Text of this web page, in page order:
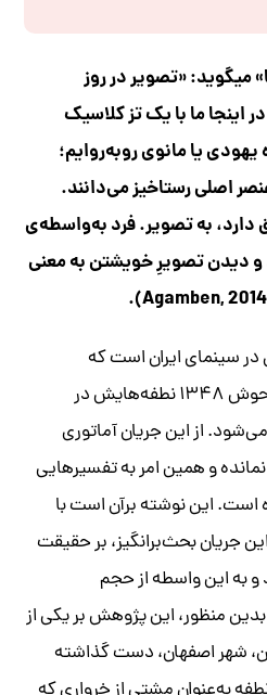
میگوید: «تصویر در روز
اینجا ما با یک تز کلاسیک
یا مانوی روبه‌روایم؛
اصلی رستاخیز می‌دانند.
به تصویر. فرد به‌واسطه‌ی
دیدن تصویرِ خویشتن به معنی
در سینمای ایران است که
به‌طورخودانگیخته در حول‌وحوش ۱۳۴۸ نطفه‌هایش در
از این جریان آماتوری
و همین امر به تفسیرهایی
است. این نوشته برآن است با
این جریان بحث‌برانگیز، بر حقیقت
به این واسطه از حجم
منظور، این پژوهش بر یکی از
شهر اصفهان، دست گذاشته